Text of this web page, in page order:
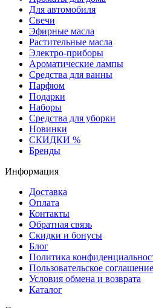
Для автомобиля
Свечи
Эфирные масла
Растительные масла
Электро-приборы
Ароматические лампы
Средства для ванны
Парфюм
Подарки
Наборы
Средства для уборки
Новинки
СКИДКИ %
Бренды
Информация
Доставка
Оплата
Контакты
Обратная связь
Скидки и бонусы
Блог
Политика
Пользовательское соглашение
Условия обмена и возврата
Каталог